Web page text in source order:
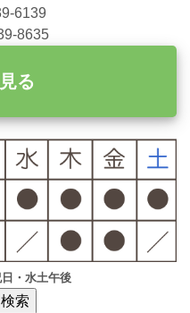
6139
8635
る
・水土午後